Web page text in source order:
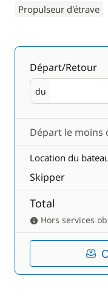
Propulseur d'étrave
Départ/Retour
du
Départ
Départ le moins
Location du
Skipper
Total
Hors services